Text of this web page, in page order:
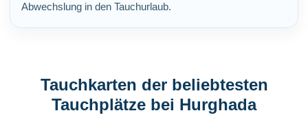
Abwechslung in den Tauchurlaub.
Tauchkarten der beliebtesten
Tauchplätze bei Hurghada